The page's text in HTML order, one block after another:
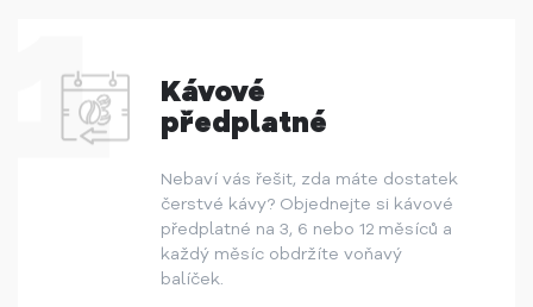
Kávové
předplatné
Nebaví vás řešit, zda máte dostatek
čerstvé kávy? Objednejte si kávové
předplatné na 3, 6 nebo 12 měsíců a
každý měsíc obdržíte voňavý
balíček.